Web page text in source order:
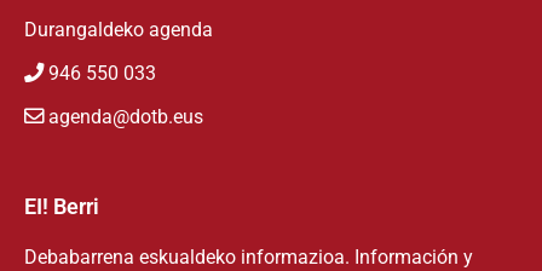
Durangaldeko agenda
946 550 033
agenda@dotb.eus
EI! Berri
Debabarrena eskualdeko informazioa. Información y